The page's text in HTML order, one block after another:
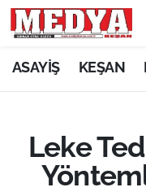
ASAYİŞ KEŞAN
Leke
KEŞAN
ASAYİŞ
SİYASET